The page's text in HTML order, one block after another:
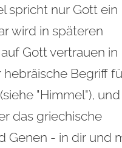
spricht nur Gott ein
wird in späteren
Gott vertrauen in
Begriff
"Himmel"), und
das griechische
Genen - in dir und